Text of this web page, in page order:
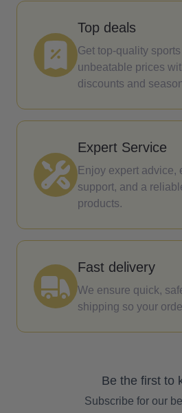
Top deals
Get top-quality
unbeatable prices
discounts and
Expert Service
Enjoy expert advice,
support, and a
products.
Fast delivery
We ensure quick,
shipping so your
Be the first to
Subscribe for our